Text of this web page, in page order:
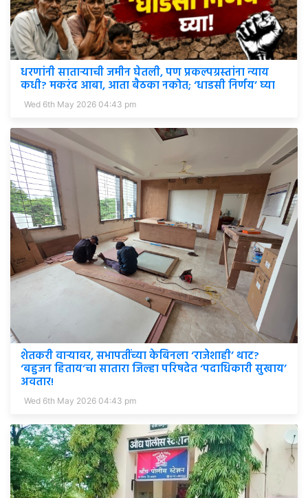
धरणांनी साताऱ्याची जमीन घेतली, पण प्रकल्पग्रस्तांना न्याय
कधी? मकरंद आबा, आता बैठका नकोत; ‘धाडसी निर्णय’ घ्या
Wed 6th May 2026 04:43 pm
शेतकरी वाऱ्यावर, सभापतींच्या केबिनला ‘राजेशाही’ थाट?
‘बहुजन हिताय’चा सातारा जिल्हा परिषदेत ‘पदाधिकारी सुखाय’
अवतार!
Wed 6th May 2026 04:43 pm